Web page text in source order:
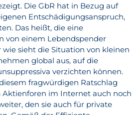
Die GbR hat in Bezug auf
Entschädigungsanspruch,
Das heißt, die eine
von einem Lebendspender
sieht die Situation von kleinen
global aus, auf die
verzichten können.
fragwürdigen Ratschlag
im Internet auch noch
den sie auch für private